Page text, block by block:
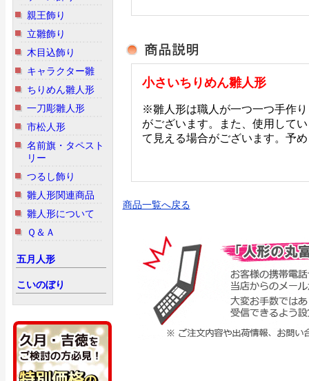
親王飾り
立雛飾り
木目込飾り
キャラクター雛
ちりめん雛人形
一刀彫雛人形
市松人形
名前旗・タペスト
リー
つるし飾り
雛人形関連商品
雛人形について
Ｑ＆Ａ
五月人形
こいのぼり
小さいちりめん雛人形
※雛人形は職人が一つ一つ手作
がございます。また、使用して
て見える場合がございます。予
商品一覧へ戻る